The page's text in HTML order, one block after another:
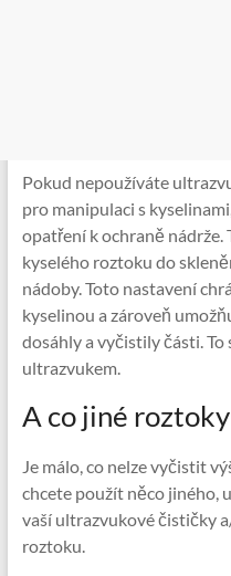
Pokud nepoužíváte
pro manipulaci s
opatření k ochraně nádrže.
kyselého roztoku do
nádoby. Toto nastavení
kyselinou a zároveň
dosáhly a vyčistily části.
ultrazvukem.
A co jiné
Je málo, co nelze vyčistit
chcete použít něco jiného,
vaší ultrazvukové čističky
roztoku.